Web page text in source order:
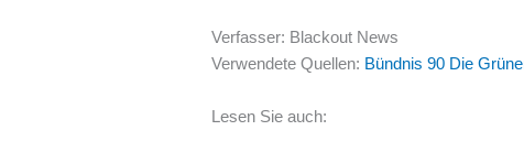
Verfasser: Blackout News
Verwendete Quellen: Bündnis 90 Die
Lesen Sie auch: